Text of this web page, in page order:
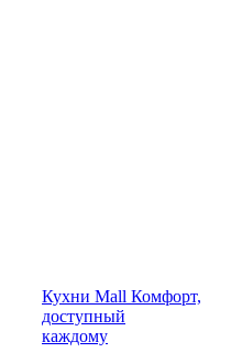
Кухни Mall Комфорт,
доступный
каждому